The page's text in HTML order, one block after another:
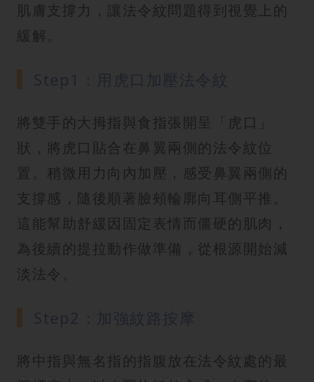
肌膚支撐力，讓法令紋問題得到視覺上的
緩解。
將雙手的大拇指與食指張開呈「虎口」
狀，將虎口貼合在鼻翼兩側的法令紋位
置。稍微用力向內加壓，感受鼻翼兩側的
支撐感，隨後順著臉頰輪廓向耳側平推。
這能幫助舒緩因固定表情而僵硬的肌肉，
為後續的提拉動作做準備，從根源開始減
淡法令。
將中指與無名指的指腹放在法令紋處的最